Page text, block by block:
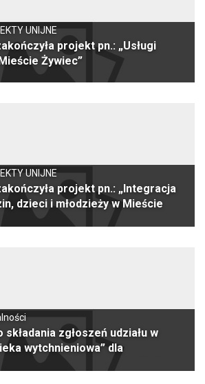
UNIJNE
projekt pn.: „Usługi
Żywiec”
UNIJNE
projekt pn.: „Integracja
dzieci i młodzieży w Mieście
zgłoszeń udziału w
wytchnieniowa” dla
Terytorialnego – edycja